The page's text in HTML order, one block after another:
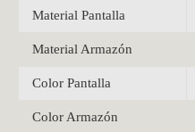
Material Pantalla
Material Armazón
Color Pantalla
Color Armazón